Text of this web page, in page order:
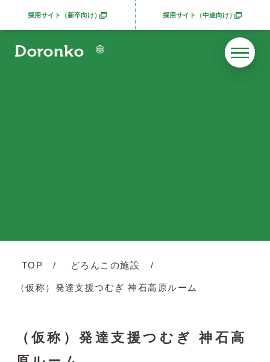
採用サイト（新卒向け）別ウィンドウで開きます 採用サイト（中途向け）別ウィンドウで開きま
TOP どろんこの施設
（仮称）発達支援つむぎ 神石高原ルーム
（仮称）発達支援つむぎ 神石高